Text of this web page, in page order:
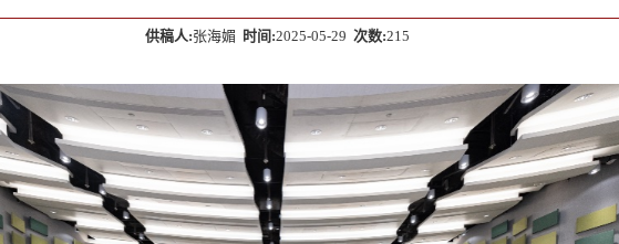
供稿人:张海媚 时间:2025-05-29 次数:215